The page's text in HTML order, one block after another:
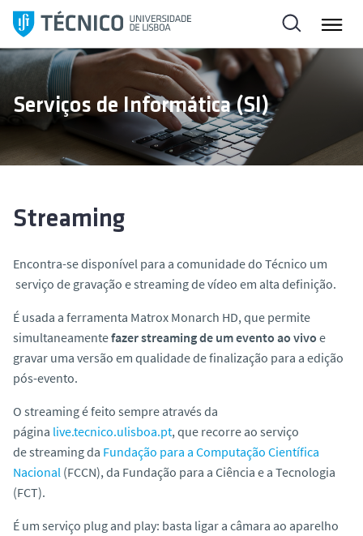
l
t
p
a
Serviços de Informática (SI)
Streaming
Encontra-se disponível para a comunidade do Técnico um
serviço de gravação estreamingde vídeo em alta definição.
É usada a ferramenta Matrox Monarch HD, que permite
simultaneamentefazerstreamingde um evento ao vivo e
gravar uma versão em qualidade de finalização para a edição
pós-evento.
O streamingé feito sempre através da
página live.tecnico.ulisboa.pt, que recorre ao serviço
destreamingda Fundação para a Computação Científica
Nacional (FCCN), da Fundação para a Ciência e a Tecnologia
(FCT).
É um serviço plug and play: basta ligar a câmara ao aparelho